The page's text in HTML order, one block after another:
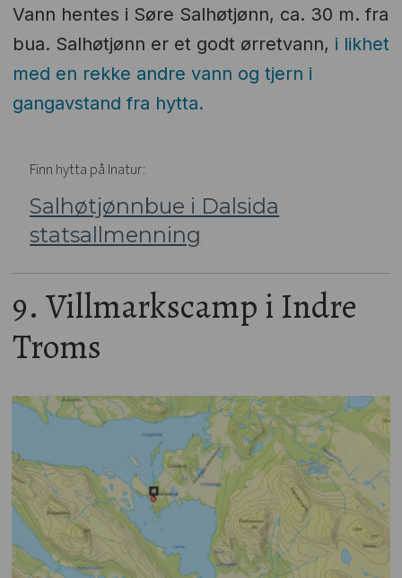
Vann hentes i Søre Salhøtjønn, ca. 30 m. fra
bua. Salhøtjønn er et godt ørretvann, i likhet
med en rekke andre vann og tjern i
gangavstand fra hytta.
Finn hytta på Inatur:
Salhøtjønnbue i Dalsida
statsallmenning
9. Villmarkscamp i Indre
Troms